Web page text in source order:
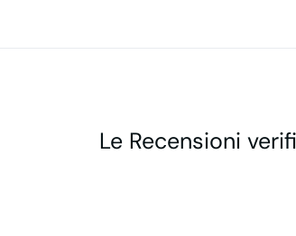
Le Recensioni